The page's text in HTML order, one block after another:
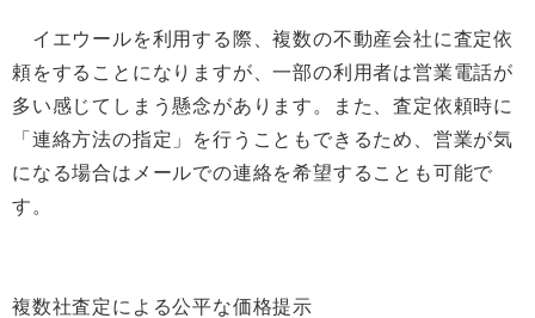
イエウールを利用する際、複数の不動産会社に査定依
頼をすることになりますが、一部の利用者は営業電話が
多い感じてしまう懸念があります。また、査定依頼時に
「連絡方法の指定」を行うこともできるため、営業が気
になる場合はメールでの連絡を希望することも可能で
す。
複数社査定による公平な価格提示